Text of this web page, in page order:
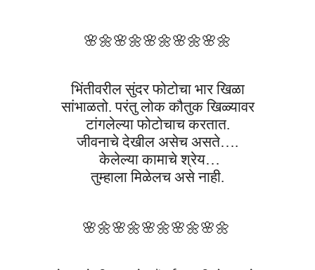
🌸🌼🌸🌼🌸🌼🌸🌼🌸🌼
भिंतीवरील सुंदर फोटोचा भार खिळा
सांभाळतो. परंतु लोक कौतुक खिळ्यावर
टांगलेल्या फोटोचाच करतात.
जीवनाचे देखील असेच असते….
केलेल्या कामाचे श्रेय…
तुम्हाला मिळेलच असे नाही.
🌸🌼🌸🌼🌸🌼🌸🌼🌸🌼